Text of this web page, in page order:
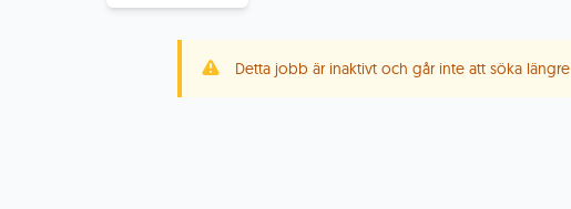
Detta jobb är inaktivt och går inte att söka längre